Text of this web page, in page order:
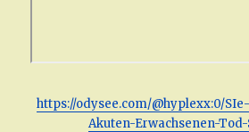
https://odysee.com/@hyplexx:0/
Akuten-Erwachsenen-